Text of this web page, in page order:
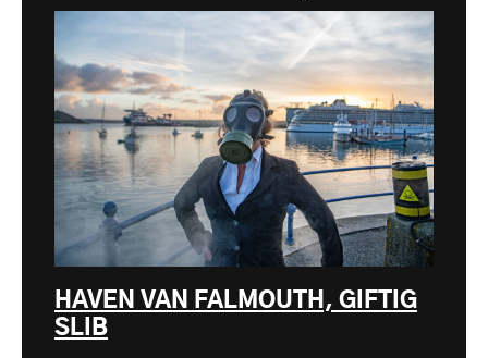
HAVEN VAN FALMOUTH, GIFTIG
SLIB